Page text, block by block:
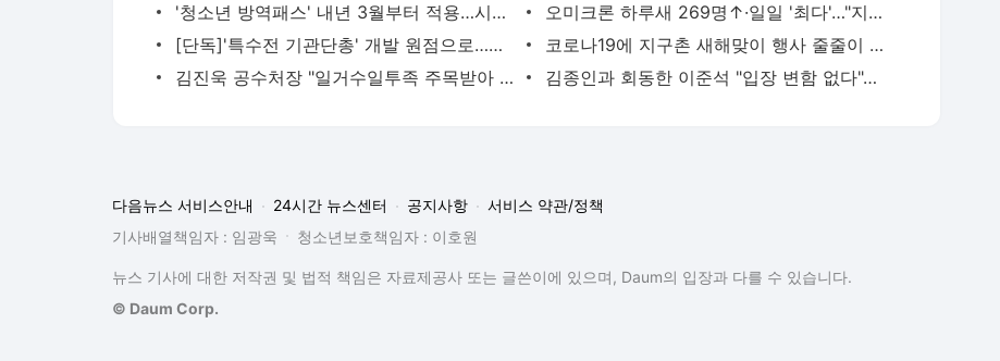
'청소년 방역패스' 내년 3월부터 적용…시행 한달 연기(종합)
오미크론 하루새 269명↑·일일 '최다'…"지역사회 전파가능성"
[단독]'특수전 기관단총' 개발 원점으로…기밀유출 업체 계약해제
코로나19에 지구촌 새해맞이 행사 줄줄이 취소
김진욱 공수처장 "일거수일투족 주목받아 '호시우행' 할 것"
김종인과 회동한 이준석 "입장 변함 없다"…악재 안고 새해 맞는 국민의힘
다음뉴스 서비스안내 24시간 뉴스센터 공지사항
서비스 약관/정책
기사배열책임자 : 임광욱
청소년보호책임자 : 이호원
뉴스 기사에 대한 저작권 및 법적 책임은 자료제공사 또는 글쓴이에 있으며, Daum의 입장과 다를 수 있습니다.
© Daum Corp.